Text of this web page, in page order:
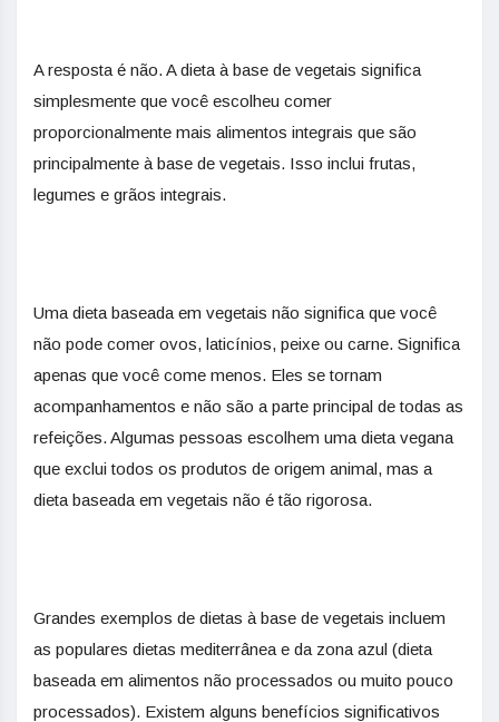
A resposta é não. A dieta à base de vegetais significa
simplesmente que você escolheu comer
proporcionalmente mais alimentos integrais que são
principalmente à base de vegetais. Isso inclui frutas,
legumes e grãos integrais.
Uma dieta baseada em vegetais não significa que você
não pode comer ovos, laticínios, peixe ou carne. Significa
apenas que você come menos. Eles se tornam
acompanhamentos e não são a parte principal de todas as
refeições. Algumas pessoas escolhem uma dieta vegana
que exclui todos os produtos de origem animal, mas a
dieta baseada em vegetais não é tão rigorosa.
Grandes exemplos de dietas à base de vegetais incluem
as populares dietas mediterrânea e da zona azul (dieta
baseada em alimentos não processados ou muito pouco
processados). Existem alguns benefícios significativos